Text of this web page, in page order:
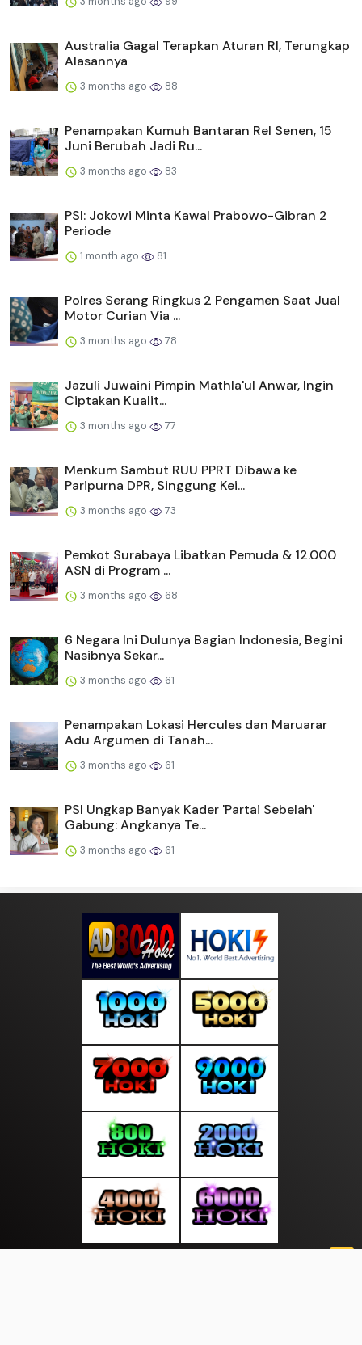
Australia Gagal Terapkan Aturan RI, Terungkap
Alasannya
3 months ago 88
Penampakan Kumuh Bantaran Rel Senen, 15
Juni Berubah Jadi Ru...
3 months ago 83
PSI: Jokowi Minta Kawal Prabowo-Gibran 2
Periode
1 month ago 81
Polres Serang Ringkus 2 Pengamen Saat Jual
Motor Curian Via ...
3 months ago 78
Jazuli Juwaini Pimpin Mathla'ul Anwar, Ingin
Ciptakan Kualit...
3 months ago 77
Menkum Sambut RUU PPRT Dibawa ke
Paripurna DPR, Singgung Kei...
3 months ago 73
Pemkot Surabaya Libatkan Pemuda & 12.000
ASN di Program ...
3 months ago 68
6 Negara Ini Dulunya Bagian Indonesia, Begini
Nasibnya Sekar...
3 months ago 61
Penampakan Lokasi Hercules dan Maruarar
Adu Argumen di Tanah...
3 months ago 61
PSI Ungkap Banyak Kader 'Partai Sebelah'
Gabung: Angkanya Te...
3 months ago 61